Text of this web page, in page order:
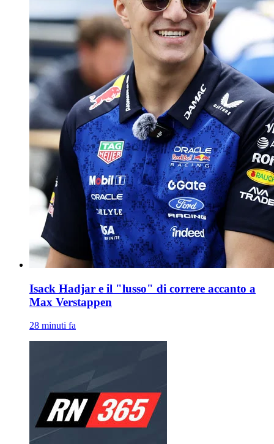
Isack Hadjar e il "lusso" di correre accanto a
Max Verstappen
28 minuti fa